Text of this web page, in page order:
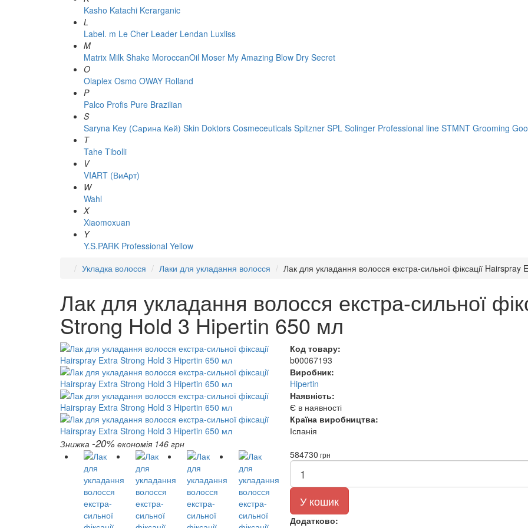
Kasho Katachi Kerarganic
L
Label. m Le Cher Leader Lendan Luxliss
M
Matrix Milk Shake MoroccanOil Moser My Amazing Blow Dry Secret
O
Olaplex Osmo OWAY Rolland
P
Palco Profis Pure Brazilian
S
Saryna Key (Сарина Кей) Skin Doktors Cosmeceuticals Spitzner SPL Solinger Professional line STMNT Grooming
T
Tahe Tibolli
V
VIART (ВиАрт)
W
Wahl
X
Xiaomoxuan
Y
Y.S.PARK Professional Yellow
Укладка волосся
Лаки для укладання волосся Лак для укладання волосся екстра-сильної фіксації
Лак для укладання волосся екстра-сильної
Strong Hold 3 Hipertin 650 мл
Знижка -20% економія 146 грн
Код товару:
b00067193
Виробник:
Hipertin
Наявність:
Є в наявності
Країна виробництва:
Іспанія
584730 грн
У кошик
Додатково: